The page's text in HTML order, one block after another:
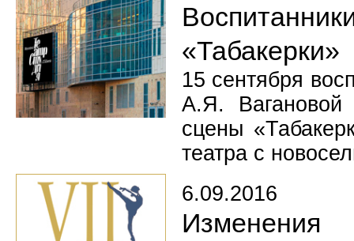
«Табакерки»
15 сентября
А.Я. Вагановой
сцены
театра с
6.09.2016